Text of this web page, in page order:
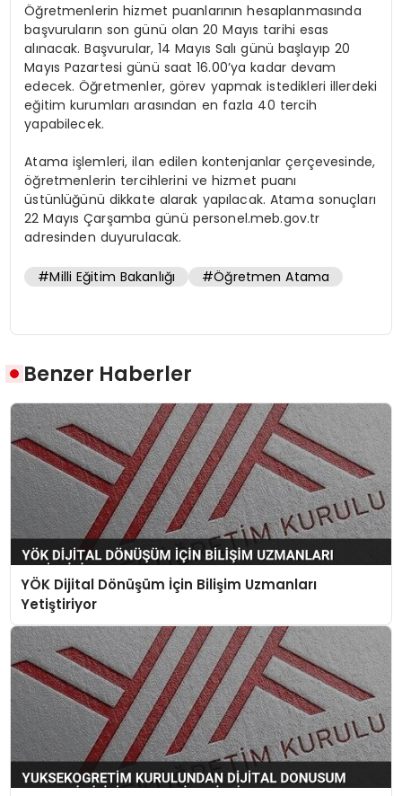
Öğretmenlerin hizmet puanlarının hesaplanmasında
başvuruların son günü olan 20 Mayıs tarihi esas
alınacak. Başvurular, 14 Mayıs Salı günü başlayıp 20
Mayıs Pazartesi günü saat 16.00’ya kadar devam
edecek. Öğretmenler, görev yapmak istedikleri illerdeki
eğitim kurumları arasından en fazla 40 tercih
yapabilecek.
Atama işlemleri, ilan edilen kontenjanlar çerçevesinde,
öğretmenlerin tercihlerini ve hizmet puanı
üstünlüğünü dikkate alarak yapılacak. Atama sonuçları
22 Mayıs Çarşamba günü personel.meb.gov.tr
adresinden duyurulacak.
#Milli Eğitim Bakanlığı #Öğretmen Atama
Benzer Haberler
YÖK Dijital Dönüşüm İçin Bilişim Uzmanları
Yetiştiriyor